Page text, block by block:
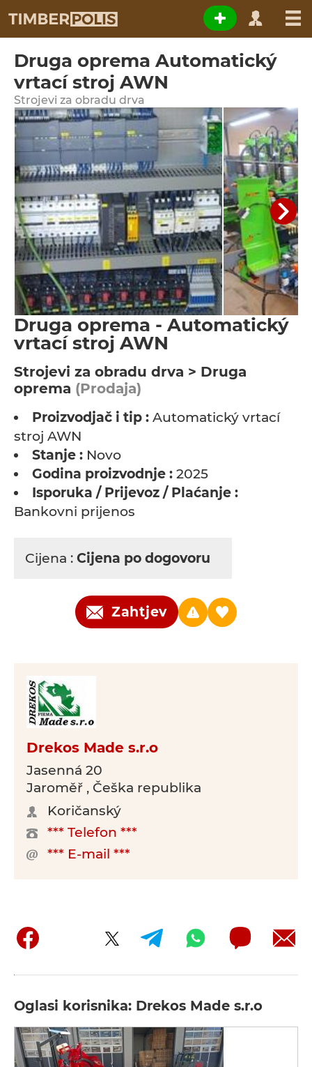
Druga oprema Automatický
vrtací stroj AWN
Strojevi za obradu drva
Druga oprema - Automatický
vrtací stroj AWN
Strojevi za obradu drva > Druga
oprema (Prodaja)
Proizvodjač i tip : Automatický vrtací
stroj AWN
Stanje : Novo
Godina proizvodnje : 2025
Isporuka / Prijevoz / Plaćanje :
Bankovni prijenos
Cijena : Cijena po dogovoru
Zahtjev
Drekos Made s.r.o
Jasenná 20
Jaroměř , Češka republika
Koričanský
*** Telefon ***
*** E-mail ***
Oglasi korisnika: Drekos Made s.r.o